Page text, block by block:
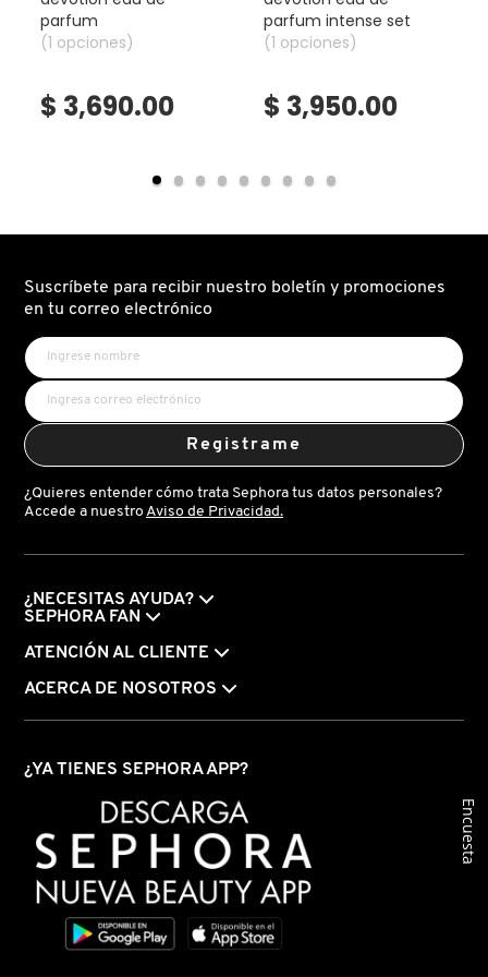
TOM FORD
TWEEZERMAN
VERSACE
YVES SAINT LAURENT
parfum
(1 opciones)
$ 3,690.00
parfum intense set
(1 opciones)
$ 3,950.00
Suscríbete para recibir nuestro boletín y promociones
en tu correo electrónico
Registrame
¿Quieres entender cómo trata Sephora tus datos personales?
Accede a nuestro Aviso de Privacidad.
¿NECESITAS AYUDA?
SEPHORA FAN
ATENCIÓN AL CLIENTE
ACERCA DE NOSOTROS
¿YA TIENES SEPHORA APP?
Encuesta